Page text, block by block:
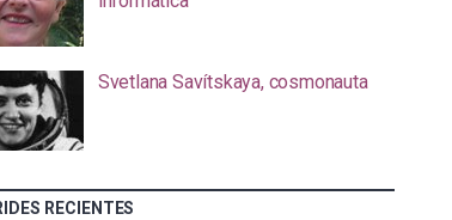
Svetlana Savítskaya, cosmonauta
RECIENTES